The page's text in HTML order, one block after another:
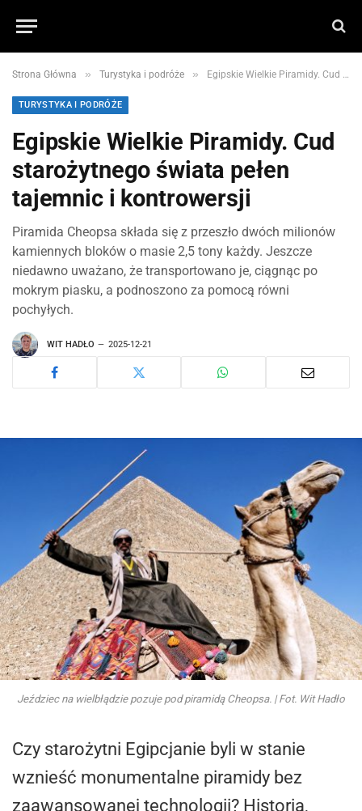
Strona Główna » Turystyka i podróże » Egipskie Wielkie Piramidy. Cud starożytnego świata pełen tajemnic i kontrowersji
TURYSTYKA I PODRÓŻE
Egipskie Wielkie Piramidy. Cud
starożytnego świata pełen
tajemnic i kontrowersji
Piramida Cheopsa składa się z przeszło dwóch milionów
kamiennych bloków o masie 2,5 tony każdy. Jeszcze
niedawno uważano, że transportowano je, ciągnąc po
mokrym piasku, a podnoszono za pomocą równi
pochyłych.
WIT HADŁO 2025-12-21
Jeździec na wielbłądzie pozuje pod piramidą Cheopsa. | Fot. Wit Hadło
Czy starożytni Egipcjanie byli w stanie
wznieść monumentalne piramidy bez
zaawansowanej technologii? Historia,